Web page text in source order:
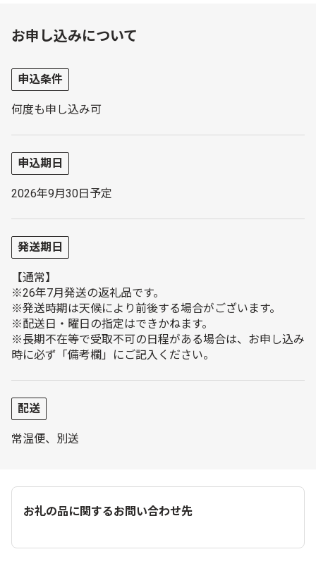
お申し込みについて
申込条件
何度も申し込み可
申込期日
2026年9月30日予定
発送期日
【通常】
※26年7月発送の返礼品です。
※発送時期は天候により前後する場合がございます。
※配送日・曜日の指定はできかねます。
※長期不在等で受取不可の日程がある場合は、お申し込み
時に必ず「備考欄」にご記入ください。
配送
常温便、別送
お礼の品に関するお問い合わせ先